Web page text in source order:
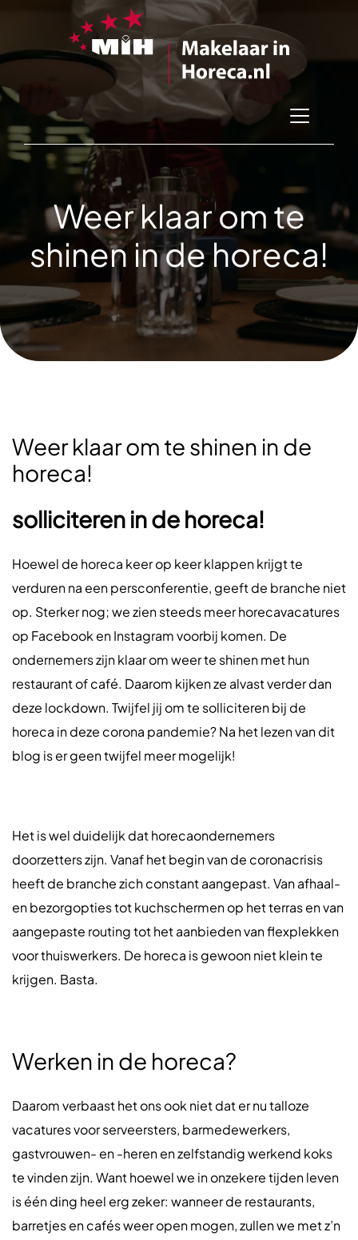
Weer klaar om te
shinen in de horeca!
Weer klaar om te shinen in de
horeca!
solliciteren in de horeca!
Hoewel de horeca keer op keer klappen krijgt te
verduren na een persconferentie, geeft de branche niet
op. Sterker nog; we zien steeds meer horecavacatures
op Facebook en Instagram voorbij komen. De
ondernemers zijn klaar om weer te shinen met hun
restaurant of café. Daarom kijken ze alvast verder dan
deze lockdown. Twijfel jij om te solliciteren bij de
horeca in deze corona pandemie? Na het lezen van dit
blog is er geen twijfel meer mogelijk!
Het is wel duidelijk dat horecaondernemers
doorzetters zijn. Vanaf het begin van de coronacrisis
heeft de branche zich constant aangepast. Van afhaal-
en bezorgopties tot kuchschermen op het terras en van
aangepaste routing tot het aanbieden van flexplekken
voor thuiswerkers. De horeca is gewoon niet klein te
krijgen. Basta.
Werken in de horeca?
Daarom verbaast het ons ook niet dat er nu talloze
vacatures voor serveersters, barmedewerkers,
gastvrouwen- en -heren en zelfstandig werkend koks
te vinden zijn. Want hoewel we in onzekere tijden leven
is één ding heel erg zeker: wanneer de restaurants,
barretjes en cafés weer open mogen, zullen we met z’n